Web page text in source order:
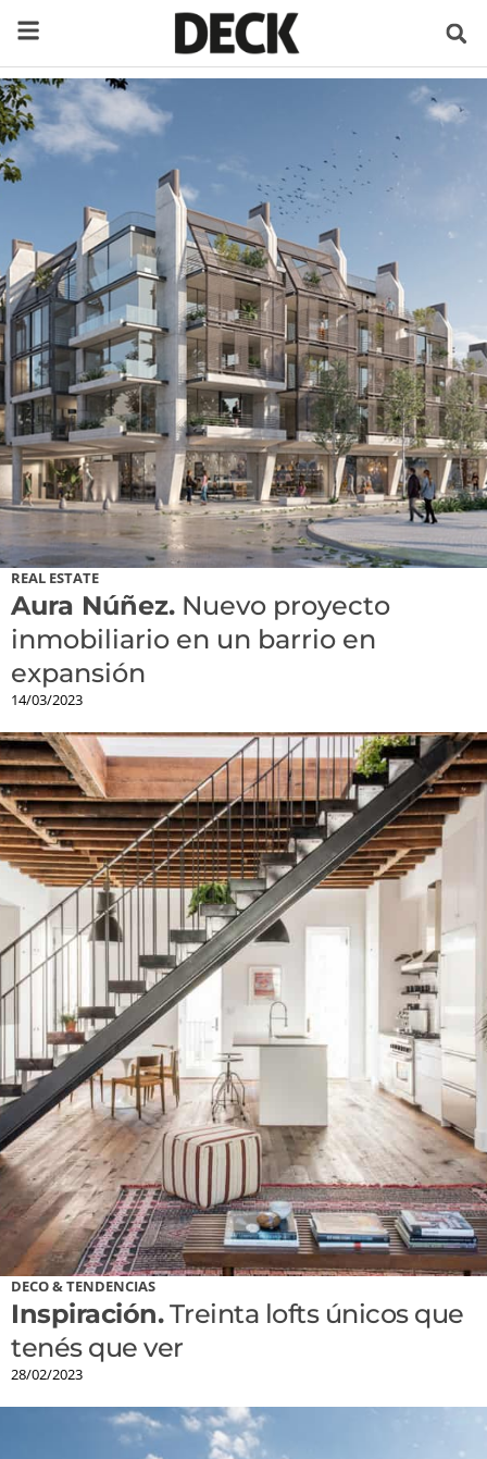
REAL ESTATE
Aura Núñez. Nuevo proyecto
inmobiliario en un barrio en
expansión
14/03/2023
DECO & TENDENCIAS
Inspiración.Treinta lofts únicos que
tenés que ver
28/02/2023